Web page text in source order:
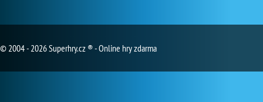
© 2004 - 2026 Superhry.cz ® - Online hry zdarma